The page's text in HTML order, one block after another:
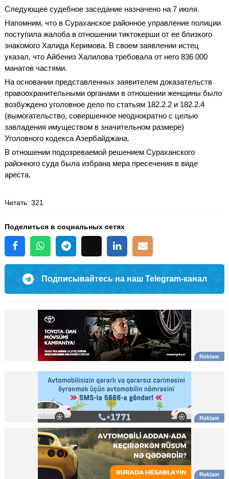
Следующее судебное заседание назначено на 7 июля.
Напомним, что в Сураханское районное управление полиции
поступила жалоба в отношении тиктокерши от ее близкого
знакомого Халида Керимова. В своем заявлении истец
указал, что Айбениз Халилова требовала от него 836 000
манатов частями.
На основании представленных заявителем доказательств
правоохранительными органами в отношении женщины было
возбуждено уголовное дело по статьям 182.2.2 и 182.2.4
(вымогательство, совершенное неоднократно с целью
завладения имуществом в значительном размере)
Уголовного кодекса Азербайджана.
В отношении подозреваемой решением Сураханского
районного суда была избрана мера пресечения в виде
ареста.
Читать: 321
Поделиться в социальных сетях
Подписывайтесь на наш Telegram-канал